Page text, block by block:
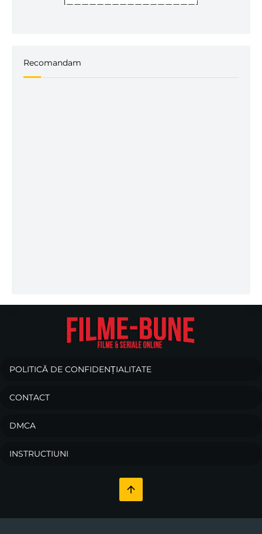
Recomandam
POLITICĂ DE CONFIDENȚIALITATE
CONTACT
DMCA
INSTRUCTIUNI